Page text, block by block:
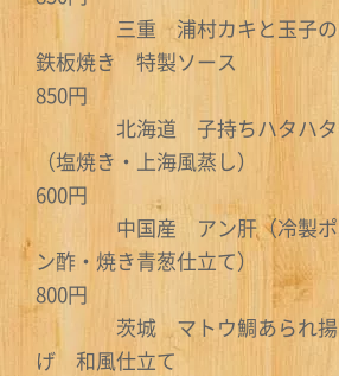
三重 浦村カキと玉子の
鉄板焼き 特製ソース
850円
北海道 子持ちハタハタ
（塩焼き・上海風蒸し）
600円
中国産 アン肝（冷製ポ
ン酢・焼き青葱仕立て）
800円
茨城 マトウ鯛あられ揚
げ 和風仕立て